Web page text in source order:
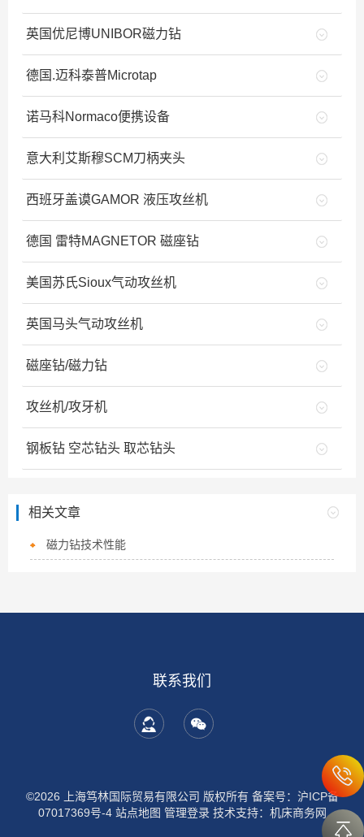
英国优尼博UNIBOR磁力钻
德国.迈科泰普Microtap
诺马科Normaco便携设备
意大利艾斯穆SCM刀柄夹头
西班牙盖谟GAMOR 液压攻丝机
德国 雷特MAGNETOR 磁座钻
美国苏氏Sioux气动攻丝机
英国马头气动攻丝机
磁座钻/磁力钻
攻丝机/攻牙机
钢板钻 空芯钻头 取芯钻头
相关文章
磁力钻技术性能
联系我们
©2026 上海笃林国际贸易有限公司 版权所有 备案号：沪ICP备
07017369号-4 站点地图 管理登录技术支持： 机床商务网